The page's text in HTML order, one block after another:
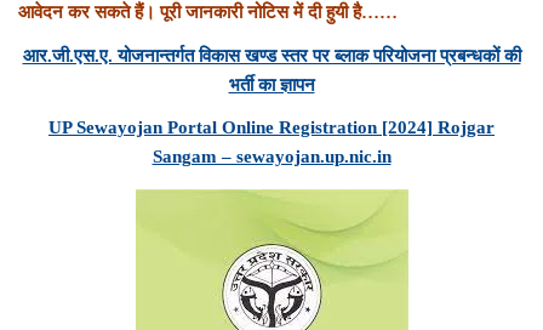
आवेदन कर सकते हैं। पूरी जानकारी नोटिस में दी हुयी है……
आर.जी.एस.ए. योजनान्तर्गत विकास खण्ड स्तर पर ब्लाक परियोजना प्रबन्धकों की
भर्ती का ज्ञापन
UP Sewayojan Portal Online Registration [2024] Rojgar
Sangam – sewayojan.up.nic.in